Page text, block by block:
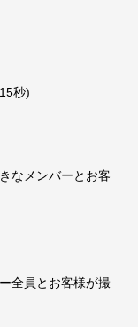
秒)
なメンバーとお客
全員とお客様が撮